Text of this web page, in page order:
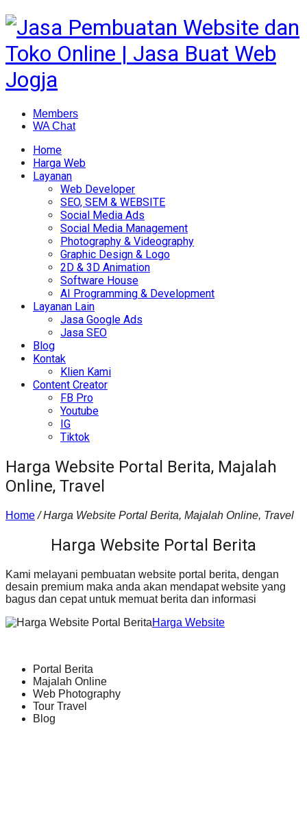
Members
WA Chat
Home
Harga Web
Layanan
Web Developer
SEO, SEM & WEBSITE
Social Media Ads
Social Media Management
Photography & Videography
Graphic Design & Logo
2D & 3D Animation
Software House
AI Programming & Development
Layanan Lain
Jasa Google Ads
Jasa SEO
Blog
Kontak
Klien Kami
Content Creator
FB Pro
Youtube
IG
Tiktok
Harga Website Portal Berita, Majalah
Online, Travel
Home / Harga Website Portal Berita, Majalah Online, Travel
Harga Website Portal Berita
Kami melayani pembuatan website portal berita, dengan
desain premium maka anda akan mendapat website yang
bagus dan cepat untuk memuat berita dan informasi
Harga Website
Portal Berita
Majalah Online
Web Photography
Tour Travel
Blog